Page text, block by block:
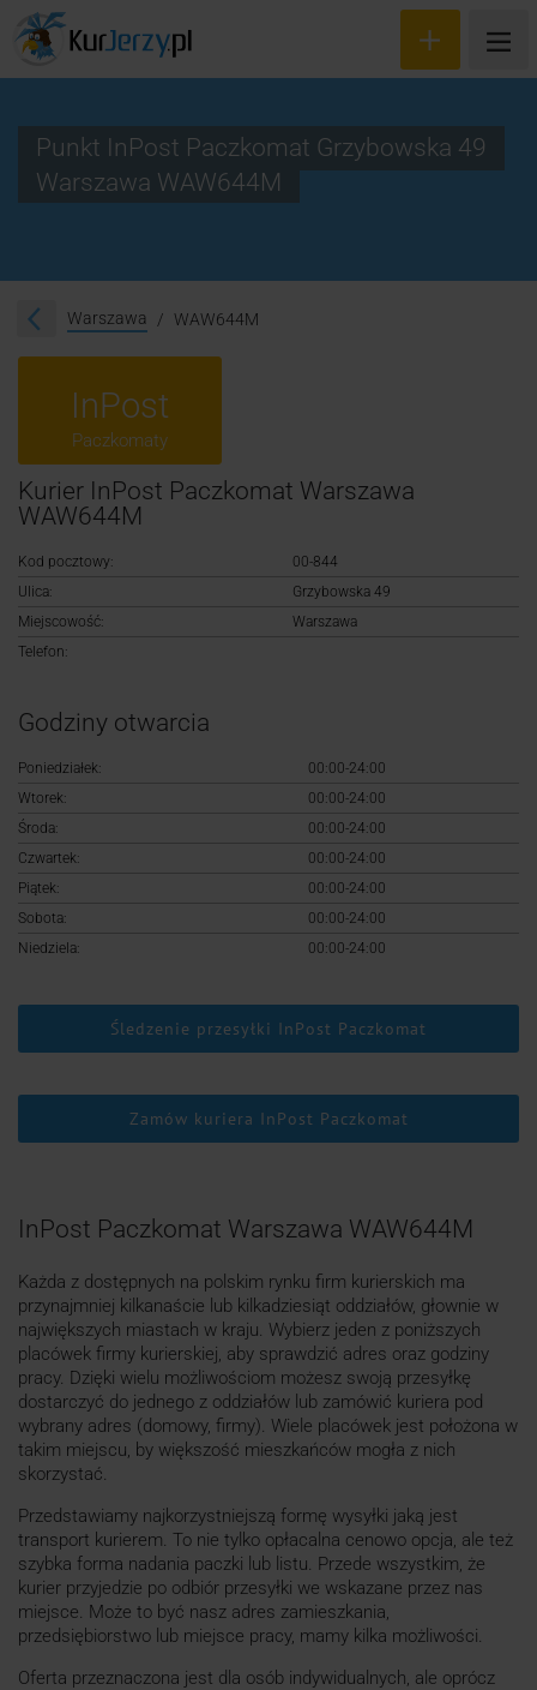
Śledzenie przesyłki
Rejestracja
Punkt InPost Paczkomat Grzybowska 49
Warszawa WAW644M
Warszawa WAW644M
InPost
Paczkomaty
Kurier InPost Paczkomat Warszawa
WAW644M
Kod pocztowy:
00-844
Ulica:
Grzybowska 49
Miejscowość:
Warszawa
Telefon:
Godziny otwarcia
Poniedziałek:
00:00-24:00
Wtorek:
00:00-24:00
Środa:
00:00-24:00
Czwartek:
00:00-24:00
Piątek:
00:00-24:00
Sobota:
00:00-24:00
Niedziela:
00:00-24:00
Śledzenie przesyłki InPost Paczkomat
Zamów kuriera InPost Paczkomat
InPost Paczkomat Warszawa WAW644M
Każda z dostępnych na polskim rynku firm kurierskich ma
przynajmniej kilkanaście lub kilkadziesiąt oddziałów, głownie w
największych miastach w kraju. Wybierz jeden z poniższych
placówek firmy kurierskiej, aby sprawdzić adres oraz godziny
pracy. Dzięki wielu możliwościom możesz swoją przesyłkę
dostarczyć do jednego z oddziałów lub zamówić kuriera pod
wybrany adres (domowy, firmy). Wiele placówek jest położona w
takim miejscu, by większość mieszkańców mogła z nich
skorzystać.
Przedstawiamy najkorzystniejszą formę wysyłki jaką jest
transport kurierem. To nie tylko opłacalna cenowo opcja, ale też
szybka forma nadania paczki lub listu. Przede wszystkim, że
kurier przyjedzie po odbiór przesyłki we wskazane przez nas
miejsce. Może to być nasz adres zamieszkania,
przedsiębiorstwo lub miejsce pracy, mamy kilka możliwości.
Oferta przeznaczona jest dla osób indywidualnych, ale oprócz